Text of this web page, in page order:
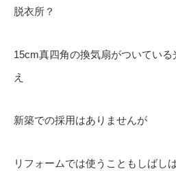
脱衣所？
15cm真四角の換気扇がついてい
え
新築での採用はありませんが
リフォームでは使うこともしばし